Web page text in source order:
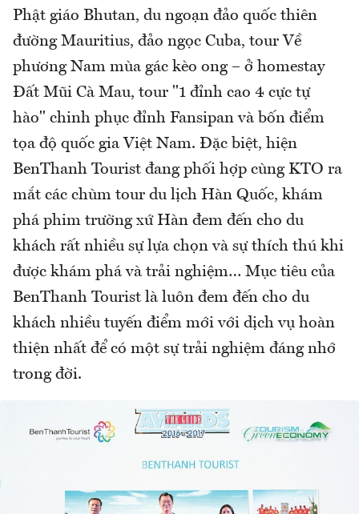
Phật giáo Bhutan, du ngoạn đảo quốc thiên
đường Mauritius, đảo ngọc Cuba, tour Về
phương Nam mùa gác kèo ong – ở homestay
Đất Mũi Cà Mau, tour "1 đỉnh cao 4 cực tự
hào" chinh phục đỉnh Fansipan và bốn điểm
tọa độ quốc gia Việt Nam. Đặc biệt, hiện
BenThanh Tourist đang phối hợp cùng KTO ra
mắt các chùm tour du lịch Hàn Quốc, khám
phá phim trường xứ Hàn đem đến cho du
khách rất nhiều sự lựa chọn và sự thích thú khi
được khám phá và trải nghiệm… Mục tiêu của
BenThanh Tourist là luôn đem đến cho du
khách nhiều tuyến điểm mới với dịch vụ hoàn
thiện nhất để có một sự trải nghiệm đáng nhớ
trong đời.